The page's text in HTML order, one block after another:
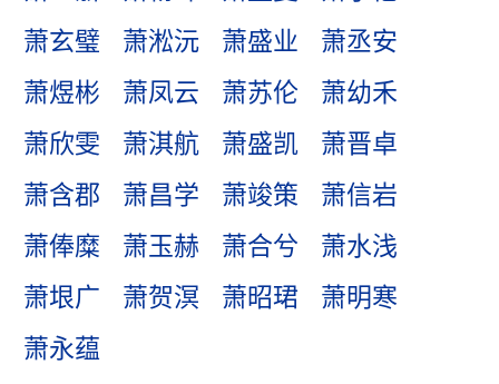
萧玄璧
萧淞沅 萧盛业
萧丞安
萧煜彬
萧凤云 萧苏伦
萧幼禾
萧欣雯
萧淇航 萧盛凯
萧晋卓
萧含郡
萧昌学 萧竣策
萧信岩
萧俸糜
萧玉赫 萧合兮
萧水浅
萧垠广
萧贺溟 萧昭珺
萧明寒
萧永蕴